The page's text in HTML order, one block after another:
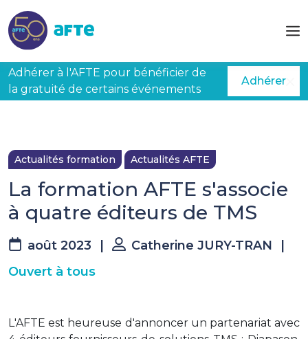
Adhérer à l'AFTE pour bénéficier de
la gratuité de certains événements
Adhérer
Actualités formation Actualités AFTE
La formation AFTE s'associe
à quatre éditeurs de TMS
août 2023 Catherine JURY-TRAN
Ouvert à tous
L'AFTE est heureuse d'annoncer un partenariat avec